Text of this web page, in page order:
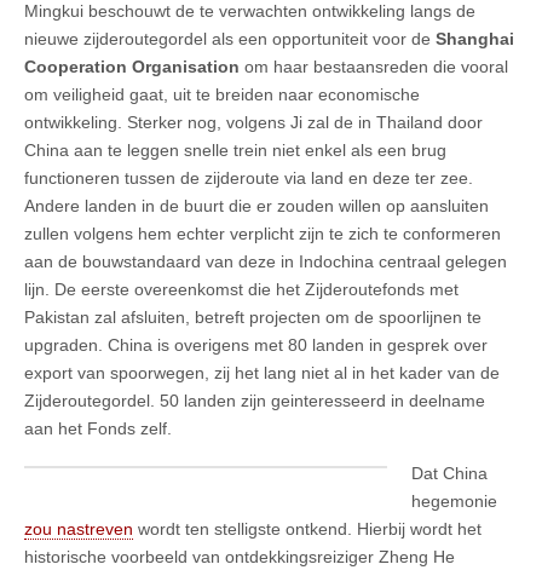
Mingkui beschouwt de te verwachten ontwikkeling langs de
nieuwe zijderoutegordel als een opportuniteit voor de Shanghai
Cooperation Organisation om haar bestaansreden die vooral
om veiligheid gaat, uit te breiden naar economische
ontwikkeling. Sterker nog, volgens Ji zal de in Thailand door
China aan te leggen snelle trein niet enkel als een brug
functioneren tussen de zijderoute via land en deze ter zee.
Andere landen in de buurt die er zouden willen op aansluiten
zullen volgens hem echter verplicht zijn te zich te conformeren
aan de bouwstandaard van deze in Indochina centraal gelegen
lijn. De eerste overeenkomst die het Zijderoutefonds met
Pakistan zal afsluiten, betreft projecten om de spoorlijnen te
upgraden. China is overigens met 80 landen in gesprek over
export van spoorwegen, zij het lang niet al in het kader van de
Zijderoutegordel. 50 landen zijn geinteresseerd in deelname
aan het Fonds zelf.
Dat China
hegemonie
zou nastreven wordt ten stelligste ontkend. Hierbij wordt het
historische voorbeeld van ontdekkingsreiziger Zheng He